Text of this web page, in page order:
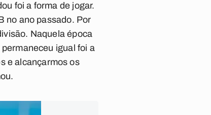
foi a forma de jogar.
no ano passado. Por
Naquela época
igual foi a
e alcançarmos os